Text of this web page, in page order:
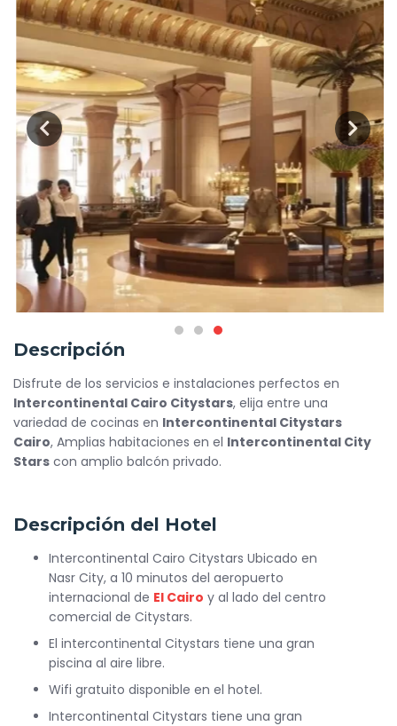
Descripción
Disfrute de los servicios e instalaciones perfectos en
Intercontinental Cairo Citystars, elija entre una
variedad de cocinas en Intercontinental Citystars
Cairo, Amplias habitaciones en el Intercontinental City
Stars con amplio balcón privado.
Descripción del Hotel
Intercontinental Cairo Citystars Ubicado en
Nasr City, a 10 minutos del aeropuerto
internacional de El Cairo y al lado del centro
comercial de Citystars.
El intercontinental Citystars tiene una gran
piscina al aire libre.
Wifi gratuito disponible en el hotel.
Intercontinental Citystars tiene una gran